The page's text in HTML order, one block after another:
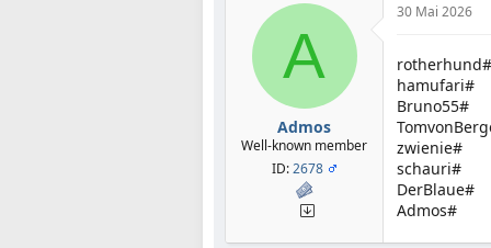
A
Admos
Well-known member
ID:2678
30 Mai 2026
rotherhund#
hamufari#
Bruno55#
zwienie#
schauri#
DerBlaue#
Admos#